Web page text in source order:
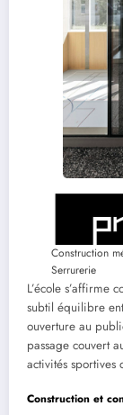
Construction
Serrurerie
L’école s’affirme
subtil équilibre
ouverture au
passage couvert
activités sportives
Construction et